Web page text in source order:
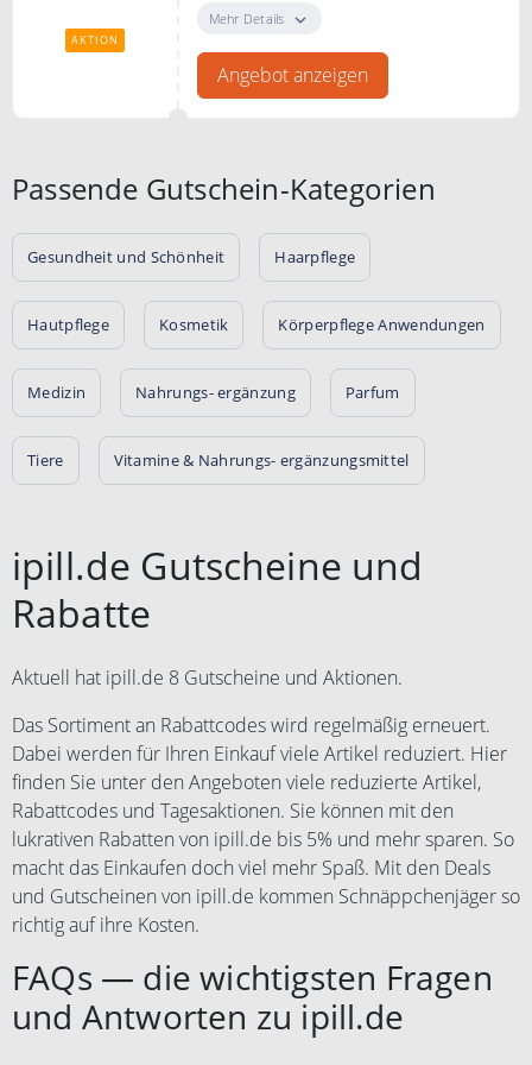
AKTION
von apo-rot nicht zu verpassen
Mehr Details
Angebot anzeigen
Passende Gutschein-Kategorien
Gesundheit und Schönheit Haarpflege
Hautpflege Kosmetik Körperpflege Anwendungen
Medizin Nahrungs- ergänzung Parfum
Tiere Vitamine & Nahrungs- ergänzungsmittel
ipill.de Gutscheine und
Rabatte
Aktuell hat ipill.de 8 Gutscheine und Aktionen.
Das Sortiment an Rabattcodes wird regelmäßig erneuert.
Dabei werden für Ihren Einkauf viele Artikel reduziert. Hier
finden Sie unter den Angeboten viele reduzierte Artikel,
Rabattcodes und Tagesaktionen. Sie können mit den
lukrativen Rabatten von ipill.de bis 5% und mehr sparen. So
macht das Einkaufen doch viel mehr Spaß. Mit den Deals
und Gutscheinen von ipill.de kommen Schnäppchenjäger so
richtig auf ihre Kosten.
FAQs — die wichtigsten Fragen
und Antworten zu ipill.de